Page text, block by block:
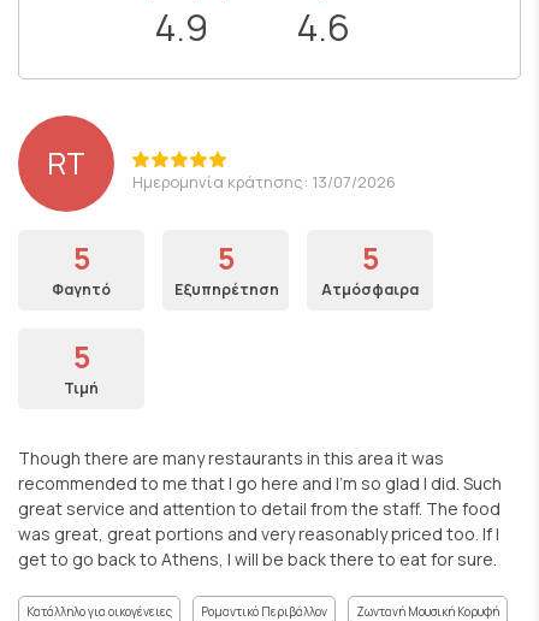
4.9 4.6
RT Ημερομηνία κράτησης: 13/07/2026
5
Φαγητό
5
Εξυπηρέτηση
5
Ατμόσφαιρα
5
Τιμή
Though there are many restaurants in this area it was
recommended to me that I go here and I’m so glad I did. Such
great service and attention to detail from the staff. The food
was great, great portions and very reasonably priced too. If I
get to go back to Athens, I will be back there to eat for sure.
Κατάλληλο για οικογένειες Ρομαντικό Περιβάλλον Ζωντανή Μουσική Κορυφή